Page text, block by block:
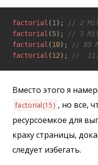
factorial (1); // 2
factorial (5); // 3
factorial (10); // 85
factorial (12); //
Вместо этого я
factorial(15) , но все,
ресурсоемкое для
краху страницы,
следует избегать.